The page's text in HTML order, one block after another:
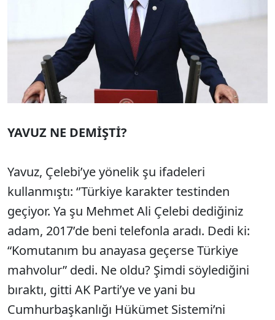
YAVUZ NE DEMİŞTİ?
Yavuz, Çelebi’ye yönelik şu ifadeleri
kullanmıştı: ‘’Türkiye karakter testinden
geçiyor. Ya şu Mehmet Ali Çelebi dediğiniz
adam, 2017’de beni telefonla aradı. Dedi ki:
“Komutanım bu anayasa geçerse Türkiye
mahvolur” dedi. Ne oldu? Şimdi söylediğini
bıraktı, gitti AK Parti’ye ve yani bu
Cumhurbaşkanlığı Hükümet Sistemi’ni